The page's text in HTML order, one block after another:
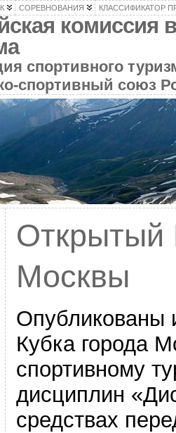
СОРЕВНОВАНИЯ КЛАССИФИКАТОР
комиссия
спортивного
спортивный союз
Открытый
Москвы
Опубликованы
Кубка города
спортивному
дисциплин
средствах